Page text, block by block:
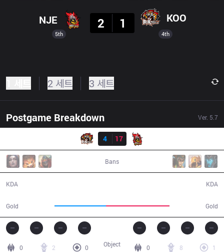
5th
NJE
2
1 KOO
4th
2 세트 3 세트
Postgame Breakdown Ver. 5.7
4
17
Bans
KDA
Gold Gold
KDA
0 2
0
0 8
1
Object